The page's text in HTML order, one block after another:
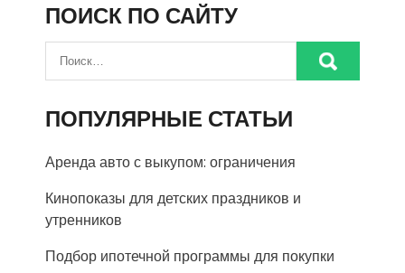
ПОИСК ПО САЙТУ
ПОПУЛЯРНЫЕ СТАТЬИ
Аренда авто с выкупом: ограничения
Кинопоказы для детских праздников и
утренников
Подбор ипотечной программы для покупки